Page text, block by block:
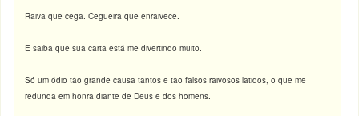
Raiva que cega. Cegueira que enraivece.
E saiba que sua carta está me divertindo muito.
Só um ódio tão grande causa tantos e tão falsos raivosos latidos, o que me
redunda em honra diante de Deus e dos homens.